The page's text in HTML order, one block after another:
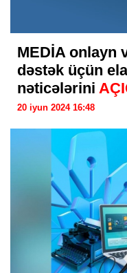
MEDİA onlayn
dəstək üçün
nəticələrini
20 iyun 2024 16:48